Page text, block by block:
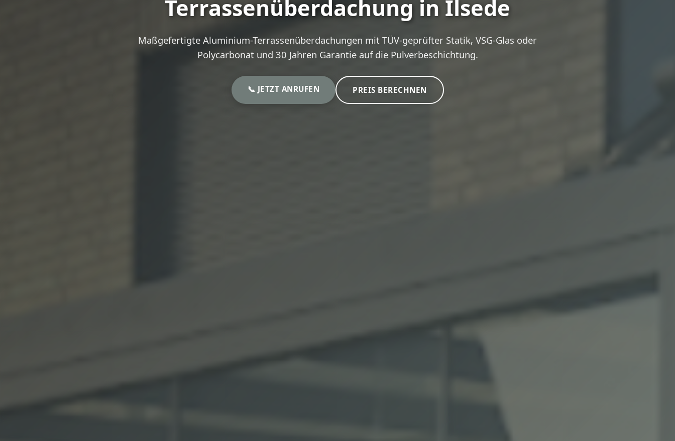
Terrassenüberdachung in Ilsede
Maßgefertigte Aluminium-Terrassenüberdachungen mit TÜV-geprüfter Statik, VSG-Glas oder
Polycarbonat und 30 Jahren Garantie auf die Pulverbeschichtung.
📞 JETZT ANRUFEN PREIS BERECHNEN